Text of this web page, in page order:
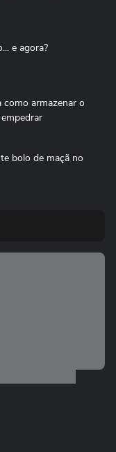
e agora?
como armazenar o
bolo de maçã no